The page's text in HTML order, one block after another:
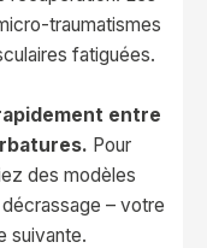
traumatismes
fatiguées.
entre
Pour
des modèles
– votre
suivante.